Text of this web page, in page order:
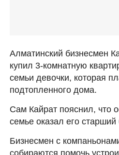
Алматинский бизнесмен
купил 3-комнатную
семьи девочки, которая
подтопленного дома.
Сам Кайрат пояснил, что
семье оказал его старший
Бизнесмен с
собираются помочь